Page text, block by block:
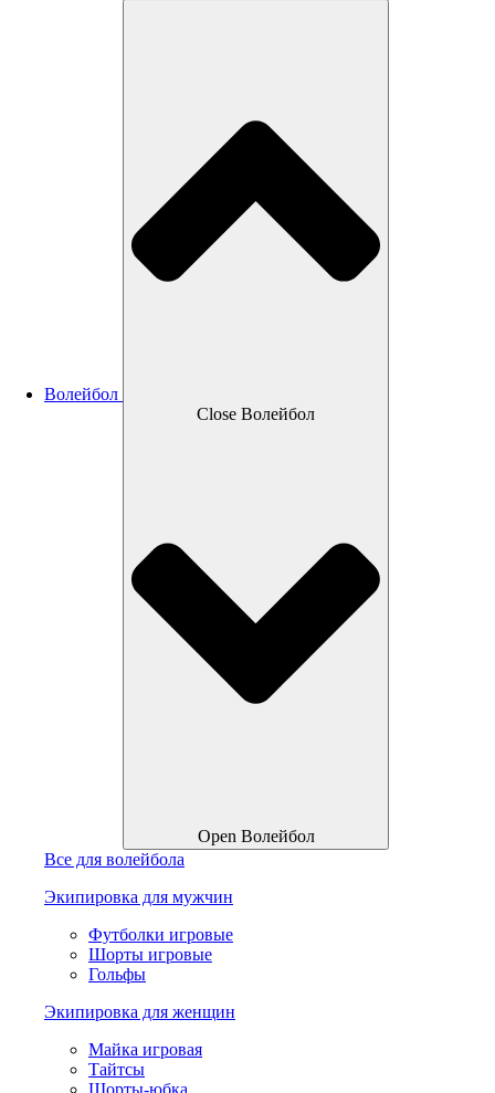
Волейбол
Close Волейбол
Open Волейбол
Все для волейбола
Экипировка для мужчин
Футболки игровые
Шорты игровые
Гольфы
Экипировка для женщин
Майка игровая
Тайтсы